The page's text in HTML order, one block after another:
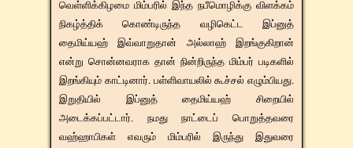
வெள்ளிக்கிழமை மிம்பரில் இந்த நபீமொழிக்கு விளக்கம்
நிகழ்த்திக் கொண்டிருந்த வழிகெட்ட இப்னுத்
தைமிய்யஹ் இவ்வாறுதான் அல்லாஹ் இறங்குகிறான்
என்று சொன்னவராக தான் நின்றிருந்த மிம்பர் படிகளில்
இறங்கியும் காட்டினார். பள்ளிவாயலில் கூச்சல் எழும்பியது.
இறுதியில் இப்னுத் தைமிய்யஹ் சிறையில்
அடைக்கப்பட்டார். நமது நாட்டைப் பொறுத்தவரை
வஹ்ஹாபிகள் எவரும் மிம்பரில் இருந்து இதுவரை